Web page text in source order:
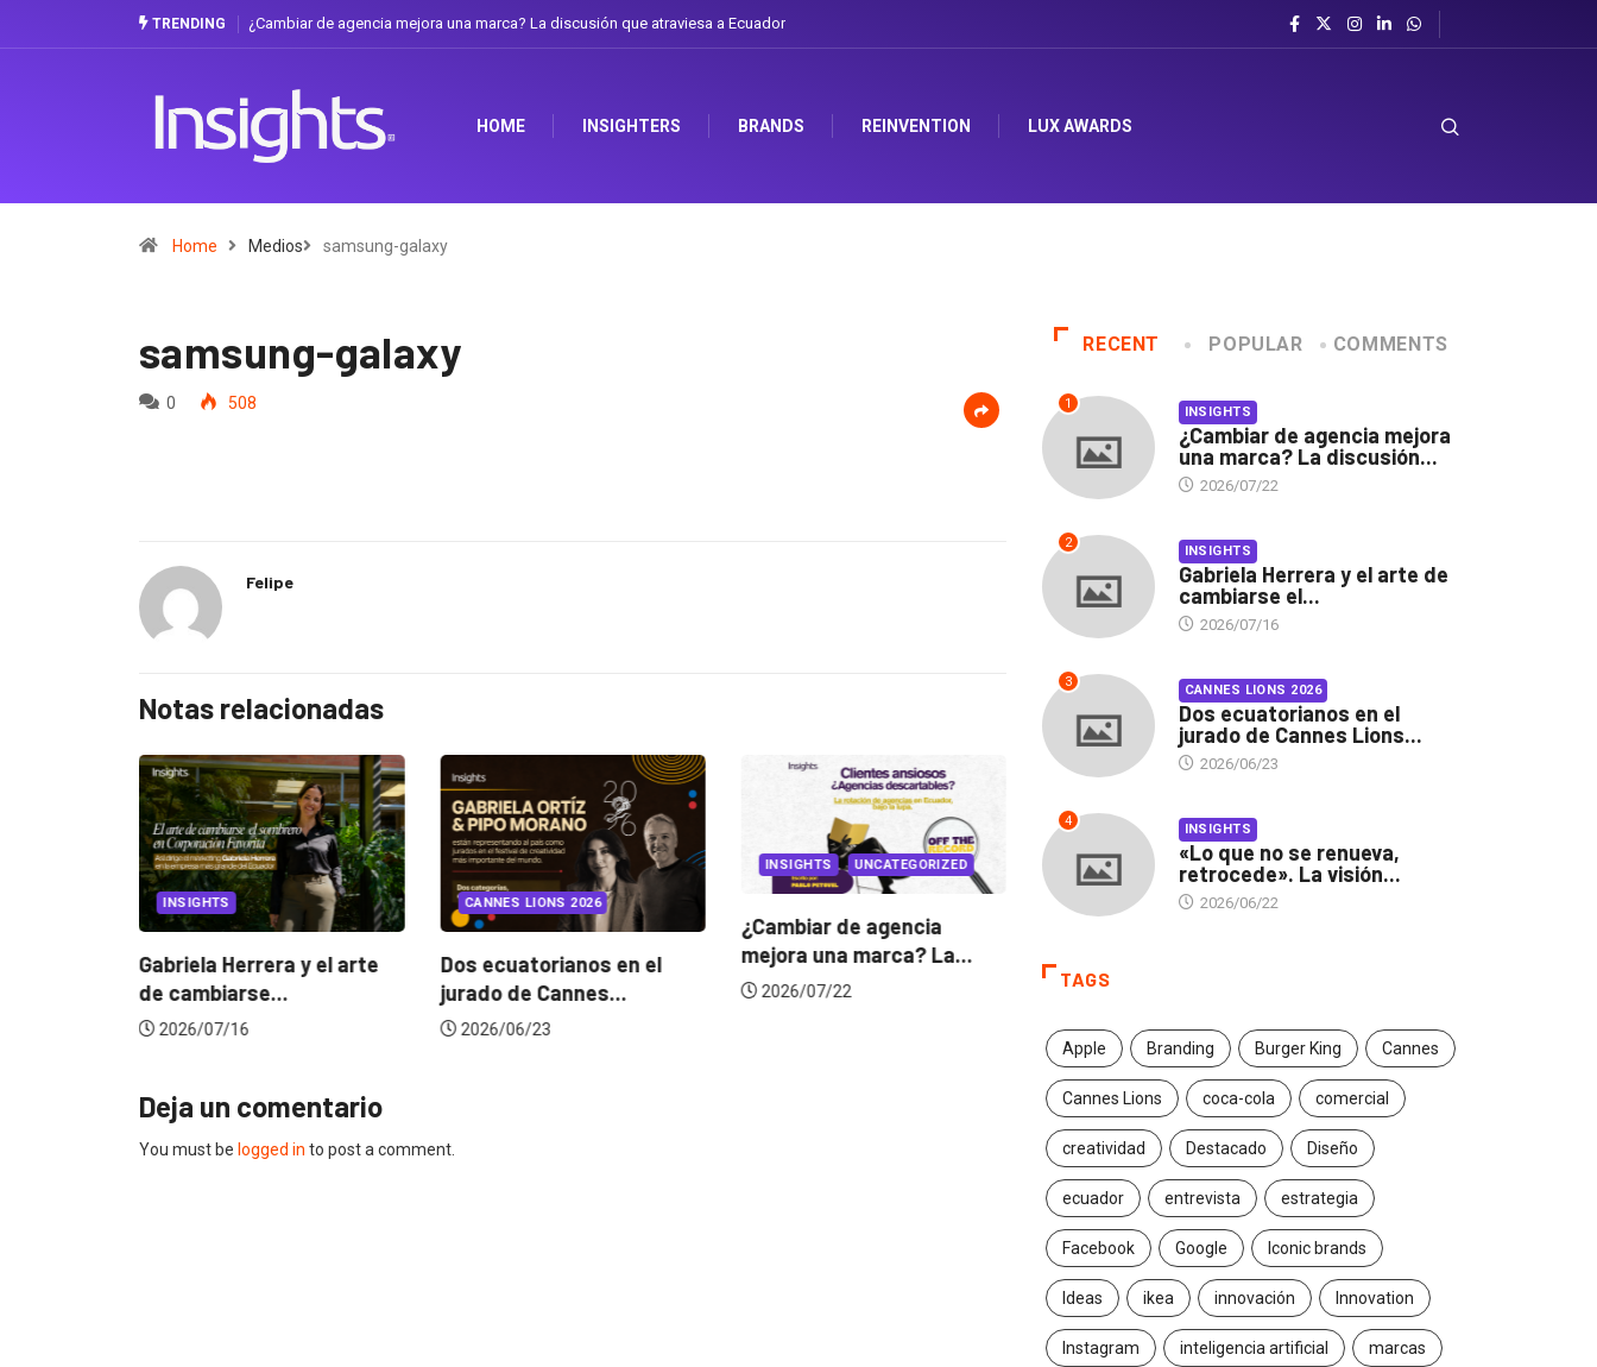
TRENDING ¿Cambiar de agencia mejora una marca? La discusión que atraviesa a Ecuador
HOME INSIGHTERS BRANDS REINVENTION LUX AWARDS
Home Medios samsung-galaxy
samsung-galaxy
0 508
Felipe
Notas relacionadas
INSIGHTS
Gabriela Herrera y el arte
de cambiarse...
2026/07/16
CANNES LIONS 2026
Dos ecuatorianos en el
jurado de Cannes...
2026/06/23
INSIGHTS UNCATEGORIZED
¿Cambiar de agencia
mejora una marca? La...
2026/07/22
INSIGHTS
Gabriela Herrera y el arte
de cambiarse...
2026/07/16 2026/06/23
Deja un comentario
You must be logged in to post a comment.
RECENT POPULAR COMMENTS
1 INSIGHTS
¿Cambiar de agencia mejora
una marca? La discusión...
2026/07/22
2 INSIGHTS
Gabriela Herrera y el arte de
cambiarse el...
2026/07/16
3 CANNES LIONS 2026
Dos ecuatorianos en el
jurado de Cannes Lions...
2026/06/23
4 INSIGHTS
«Lo que no se renueva,
retrocede». La visión...
2026/06/22
TAGS
Apple Branding Burger King Cannes
Cannes Lions coca-cola comercial
creatividad Destacado Diseño
ecuador entrevista estrategia
Facebook Google Iconic brands
Ideas ikea innovación Innovation
Instagram inteligencia artificial marcas